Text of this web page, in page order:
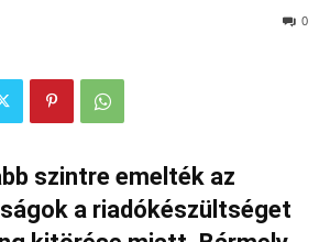
0
szintre emelték az
a riadókészültséget